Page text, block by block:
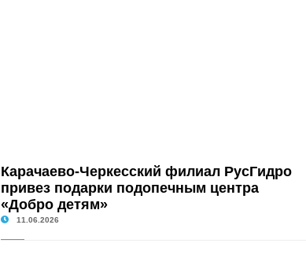
Карачаево-Черкесский филиал РусГидро
привез подарки подопечным центра
«Добро детям»
11.06.2026